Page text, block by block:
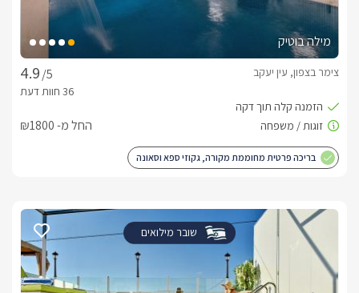
מילה בוטיק
/5
צימר בצפון, עין יעקב
החל מ- ₪1800
בריכה פרטית מחוממת מקורה, גקוזי ספא וסאונה
שובר מילואים